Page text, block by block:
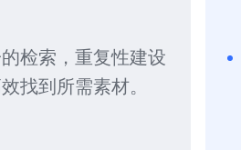
检索，重复性建设
找到所需素材。